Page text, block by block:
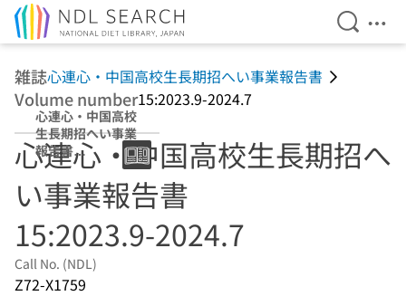
Open
雑誌心連心・中国高校生長期招へい事業報告書
Volume number15:2023.9-2024.7
心連心・中国高校
生長期招へい事業
報告書
15:2023.9-
2024.7
心連心・中国高校生長期招へ
い事業報告書
15:2023.9-2024.7
Call No. (NDL)
Z72-X1759